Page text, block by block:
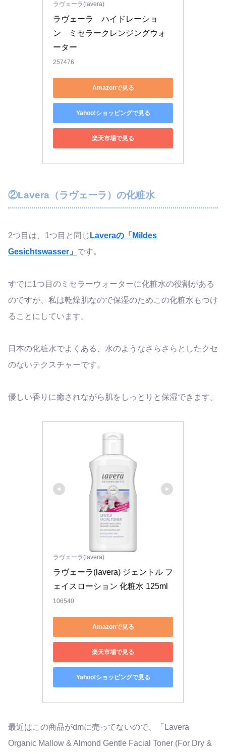
ラヴェーラ(lavera)
ラヴェーラ　ハイドレーショ
ン　ミセラークレンジングウォ
ーター
257476
Amazonで見る
Yahoo!ショッピングで見る
楽天市場で見る
②Lavera（ラヴェーラ）の化粧水
2つ目は、1つ目と同じ Laveraの「Mildes
Gesichtswasser」 です。
すでに1つ目のミセラーウォーターに化粧水の役割がある
のですが、私は乾燥肌なので保湿のためこの化粧水もつけ
ることにしています。
日本の化粧水でよくある、水のようなさらさらとしたクセ
のないテクスチャーです。
優しい香りに癒されながら肌をしっとりと保湿できます。
ラヴェーラ(lavera)
ラヴェーラ(lavera) ジェントル フ
ェイスローション 化粧水 125ml
106540
Amazonで見る
楽天市場で見る
Yahoo!ショッピングで見る
最近はこの商品がdmに売ってないので、「Lavera
Organic Mallow & Almond Gentle Facial Toner (For Dry &